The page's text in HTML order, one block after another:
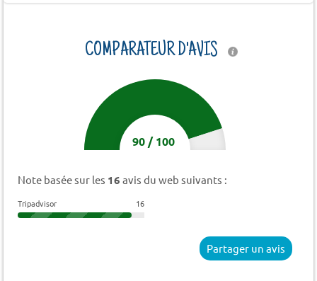
COMPARATEUR D'AVIS
90/100
Note basée sur les 16 avis du web suivants :
Tripadvisor 16
Partager un avis